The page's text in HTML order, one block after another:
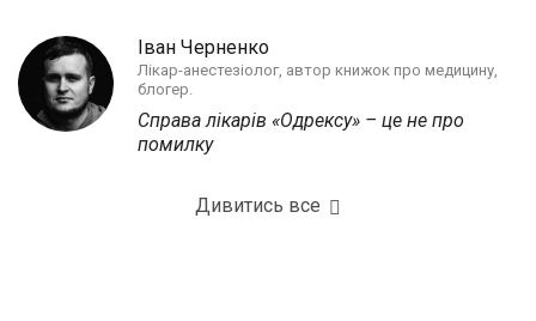
Іван Черненко
Лікар-анестезіолог, автор книжок про медицину,
блогер.
Справа лікарів «Одрексу» – це не про
помилку
Дивитись все